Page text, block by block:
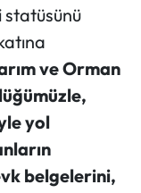
statüsünü
ve Orman
yol
belgelerini,